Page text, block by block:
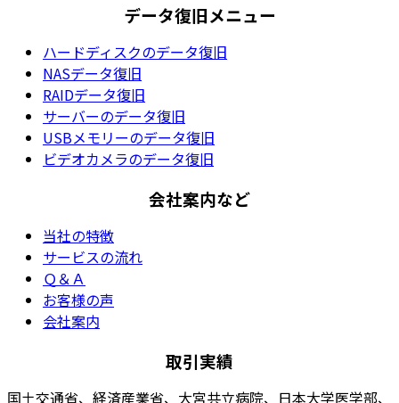
データ復旧メニュー
ハードディスクのデータ復旧
NASデータ復旧
RAIDデータ復旧
サーバーのデータ復旧
USBメモリーのデータ復旧
ビデオカメラのデータ復旧
会社案内など
当社の特徴
サービスの流れ
Ｑ＆Ａ
お客様の声
会社案内
取引実績
国土交通省、経済産業省、大宮共立病院、日本大学医学部、